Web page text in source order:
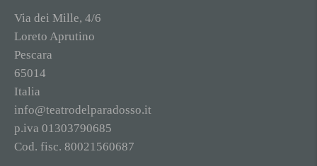
Via dei Mille, 4/6
Loreto Aprutino
Pescara
65014
Italia
info@teatrodelparadosso.it
p.iva 01303790685
Cod. fisc. 80021560687